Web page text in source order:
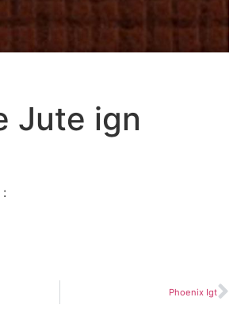
Jute ign
Phoenix Igt